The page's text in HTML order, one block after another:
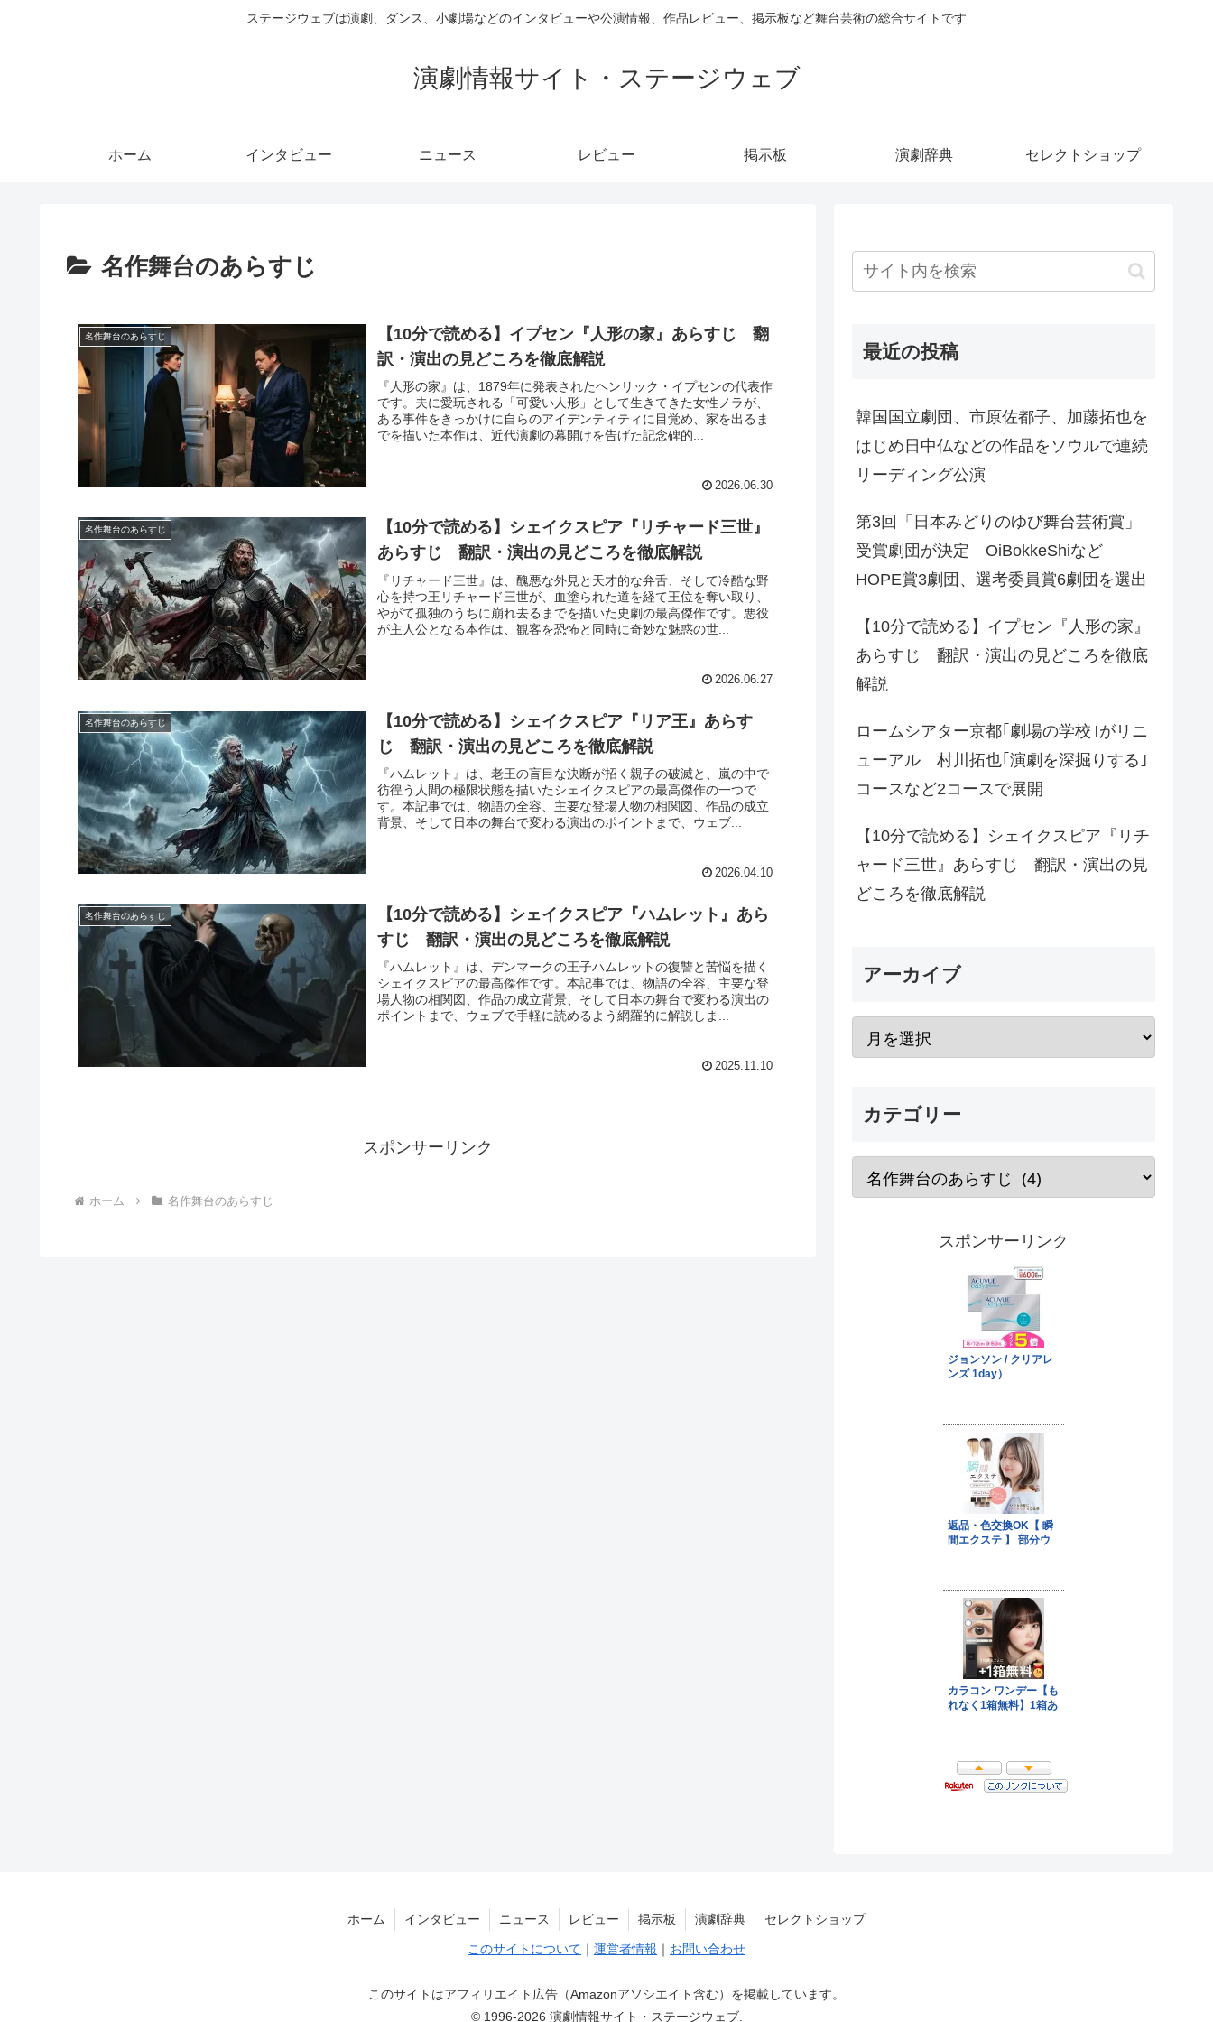
ステージウェブは演劇、ダンス、小劇場などのインタビューや公演情報、作品レビュー、掲示板など舞台芸術の総合サイトです
演劇情報サイト・ステージウェブ
ホーム インタビュー ニュース レビュー 掲示板 演劇辞典 セレクトショップ
名作舞台のあらすじ
名作舞台のあらすじ
【10分で読める】イプセン『人形の家』あらすじ 翻
訳・演出の見どころを徹底解説
『人形の家』は、1879年に発表されたヘンリック・イプセンの代表作
です。夫に愛玩される「可愛い人形」として生きてきた女性ノラが、
ある事件をきっかけに自らのアイデンティティに目覚め、家を出るま
でを描いた本作は、近代演劇の幕開けを告げた記念碑的...
2026.06.30
名作舞台のあらすじ
【10分で読める】シェイクスピア『リチャード三世』
あらすじ 翻訳・演出の見どころを徹底解説
『リチャード三世』は、醜悪な外見と天才的な弁舌、そして冷酷な野
心を持つ王リチャード三世が、血塗られた道を経て王位を奪い取り、
やがて孤独のうちに崩れ去るまでを描いた史劇の最高傑作です。悪役
が主人公となる本作は、観客を恐怖と同時に奇妙な魅惑の世...
2026.06.27
名作舞台のあらすじ
【10分で読める】シェイクスピア『リア王』あらす
じ 翻訳・演出の見どころを徹底解説
『ハムレット』は、老王の盲目な決断が招く親子の破滅と、嵐の中で
彷徨う人間の極限状態を描いたシェイクスピアの最高傑作の一つで
す。本記事では、物語の全容、主要な登場人物の相関図、作品の成立
背景、そして日本の舞台で変わる演出のポイントまで、ウェブ...
2026.04.10
名作舞台のあらすじ
【10分で読める】シェイクスピア『ハムレット』あら
すじ 翻訳・演出の見どころを徹底解説
『ハムレット』は、デンマークの王子ハムレットの復讐と苦悩を描く
シェイクスピアの最高傑作です。本記事では、物語の全容、主要な登
場人物の相関図、作品の成立背景、そして日本の舞台で変わる演出の
ポイントまで、ウェブで手軽に読めるよう網羅的に解説しま...
2025.11.10
スポンサーリンク
ホーム 名作舞台のあらすじ
最近の投稿
韓国国立劇団、市原佐都子、加藤拓也を
はじめ日中仏などの作品をソウルで連続
リーディング公演
第3回「日本みどりのゆび舞台芸術賞」
受賞劇団が決定 OiBokkeShiなど
HOPE賞3劇団、選考委員賞6劇団を選出
【10分で読める】イプセン『人形の家』
あらすじ 翻訳・演出の見どころを徹底
解説
ロームシアター京都｢劇場の学校｣がリニ
ューアル 村川拓也｢演劇を深掘りする｣
コースなど2コースで展開
【10分で読める】シェイクスピア『リチ
ャード三世』あらすじ 翻訳・演出の見
どころを徹底解説
アーカイブ
カテゴリー
スポンサーリンク
ホーム インタビュー ニュース レビュー 掲示板 演劇辞典 セレクトショップ
このサイトについて ｜ 運営者情報 ｜ お問い合わせ
このサイトはアフィリエイト広告（Amazonアソシエイト含む）を掲載しています。
© 1996-2026 演劇情報サイト・ステージウェブ.